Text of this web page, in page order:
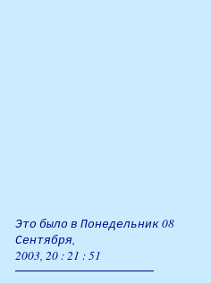
Это было в Понедельник 08
Сентября,
2003, 20 : 21 : 51